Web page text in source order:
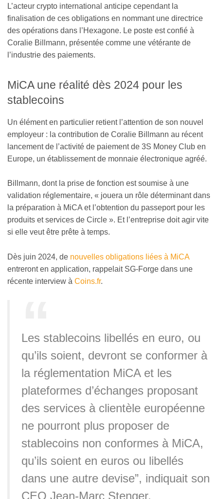
L’acteur crypto international anticipe cependant la
finalisation de ces obligations en nommant une directrice
des opérations dans l’Hexagone. Le poste est confié à
Coralie Billmann, présentée comme une vétérante de
l’industrie des paiements.
MiCA une réalité dès 2024 pour les
stablecoins
Un élément en particulier retient l’attention de son nouvel
employeur : la contribution de Coralie Billmann au récent
lancement de l’activité de paiement de 3S Money Club en
Europe, un établissement de monnaie électronique agréé.
Billmann, dont la prise de fonction est soumise à une
validation réglementaire, « jouera un rôle déterminant dans
la préparation à MiCA et l’obtention du passeport pour les
produits et services de Circle ». Et l’entreprise doit agir vite
si elle veut être prête à temps.
Dès juin 2024, de nouvelles obligations liées à MiCA
entreront en application, rappelait SG-Forge dans une
récente interview à Coins.fr.
Les stablecoins libellés en euro, ou
qu’ils soient, devront se conformer à
la réglementation MiCA et les
plateformes d’échanges proposant
des services à clientèle européenne
ne pourront plus proposer de
stablecoins non conformes à MiCA,
qu’ils soient en euros ou libellés
dans une autre devise”, indiquait son
CEO Jean-Marc Stenger.